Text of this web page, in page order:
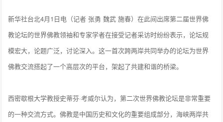
新华社台北4月1日电（记者 张勇 魏武 施春）在此间出席第二届世界佛
教论坛的世界佛教领袖和专家学者在接受记者采访时纷纷表示，论坛规
模宏大，论题广泛，讨论深入。这一首次跨两岸共同举办的论坛为世界
佛教交流搭起了一个高层次的平台，架起了共建和谐的桥梁。
西密歇根大学教授史蒂芬·考威尔认为，第二次世界佛教论坛是非常重要
的一种交流方式。佛教是中国历史和文化的重要组成部分，海峡两岸共